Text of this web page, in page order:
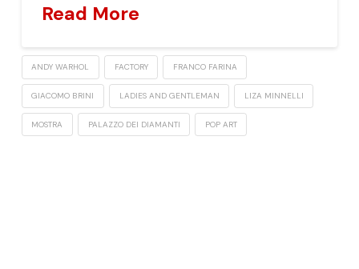
Read More
ANDY WARHOL FACTORY FRANCO FARINA
GIACOMO BRINI LADIES AND GENTLEMAN LIZA MINNELLI
MOSTRA PALAZZO DEI DIAMANTI POP ART